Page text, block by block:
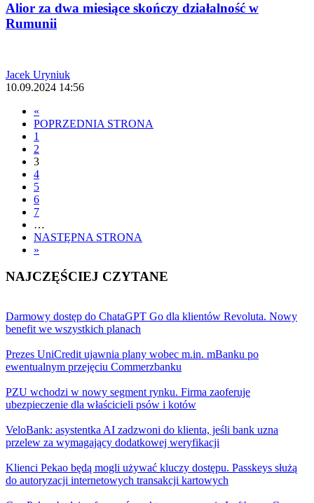
Alior za dwa miesiące skończy działalność w
Rumunii
Jacek Uryniuk
10.09.2024 14:56
«
POPRZEDNIA STRONA
1
2
3
4
5
6
7
…
NASTĘPNA STRONA
»
NAJCZĘŚCIEJ CZYTANE
Darmowy dostęp do ChataGPT Go dla klientów Revoluta. Nowy
benefit we wszystkich planach
Prezes UniCredit ujawnia plany wobec m.in. mBanku po
ewentualnym przejęciu Commerzbanku
PZU wchodzi w nowy segment rynku. Firma zaoferuje
ubezpieczenie dla właścicieli psów i kotów
VeloBank: asystentka AI zadzwoni do klienta, jeśli bank uzna
przelew za wymagający dodatkowej weryfikacji
Klienci Pekao będą mogli używać kluczy dostępu. Passkeys służą
do autoryzacji internetowych transakcji kartowych